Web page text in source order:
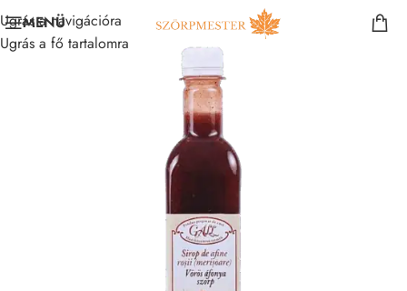
Ugrás a navigációra
Ugrás a fő tartalomra
MENÜ